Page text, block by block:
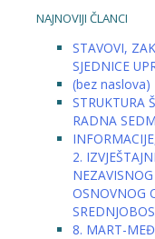
NAJNOVIJI ČLANCI
STAVOVI,
SJEDNICE
(bez naslova)
STRUKTURA
RADNA
2.
OSNOVNOG
8. MART-